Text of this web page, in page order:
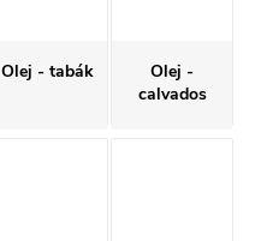
Olej - tabák
Olej -
calvados